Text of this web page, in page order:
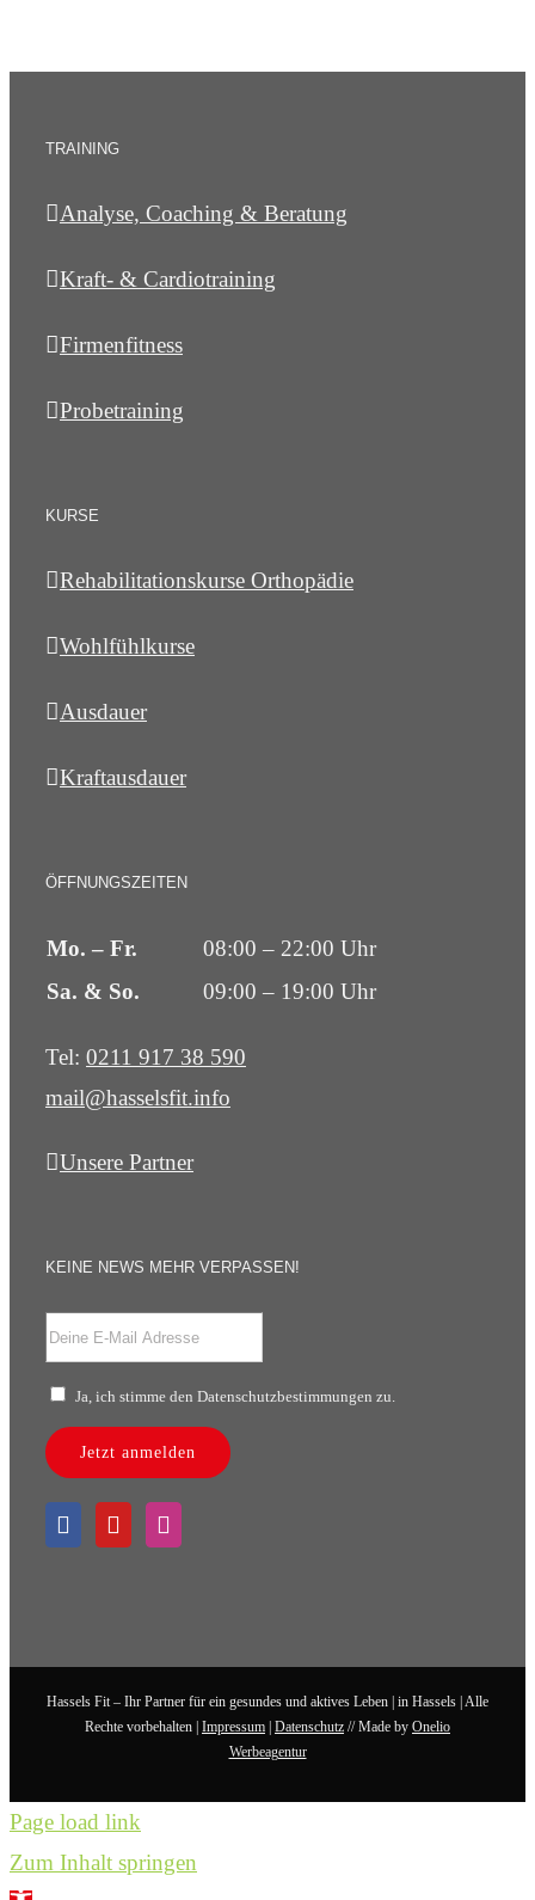
TRAINING
Analyse, Coaching & Beratung
Kraft- & Cardiotraining
Firmenfitness
Probetraining
KURSE
Rehabilitationskurse Orthopädie
Wohlfühlkurse
Ausdauer
Kraftausdauer
ÖFFNUNGSZEITEN
Mo. – Fr.
08:00 – 22:00 Uhr
Sa. & So.
09:00 – 19:00 Uhr
Tel: 0211 917 38 590
mail@hasselsfit.info
Unsere Partner
KEINE NEWS MEHR VERPASSEN!
Ja, ich stimme den Datenschutzbestimmungen zu.
Jetzt anmelden
Hassels Fit – Ihr Partner für ein gesundes und aktives Leben | in Hassels | Alle
Rechte vorbehalten | Impressum Datenschutz // Made by Onelio
Werbeagentur
Page load link
Zum Inhalt springen